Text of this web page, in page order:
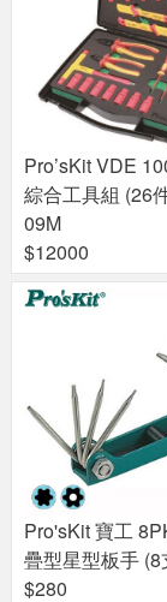
Pro’sKit VDE
綜合工具組 (26
09M
$12000
Pro'sKit 寶工
疊型星型板手 (8
$280